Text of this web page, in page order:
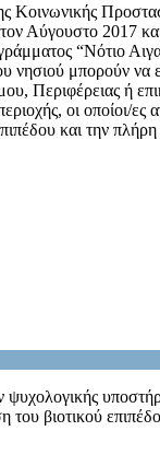
Αύγουστο 2017
“Νότιο
μπορούν να
Περιφέρειας ή
οι οποίοι/ες
και την
βιοτικού